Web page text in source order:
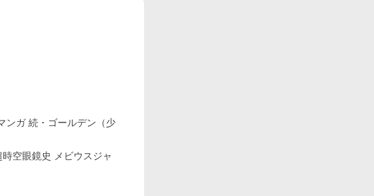
ンガ 続・ゴールデン（少
空眼鏡史 メビウスジャ